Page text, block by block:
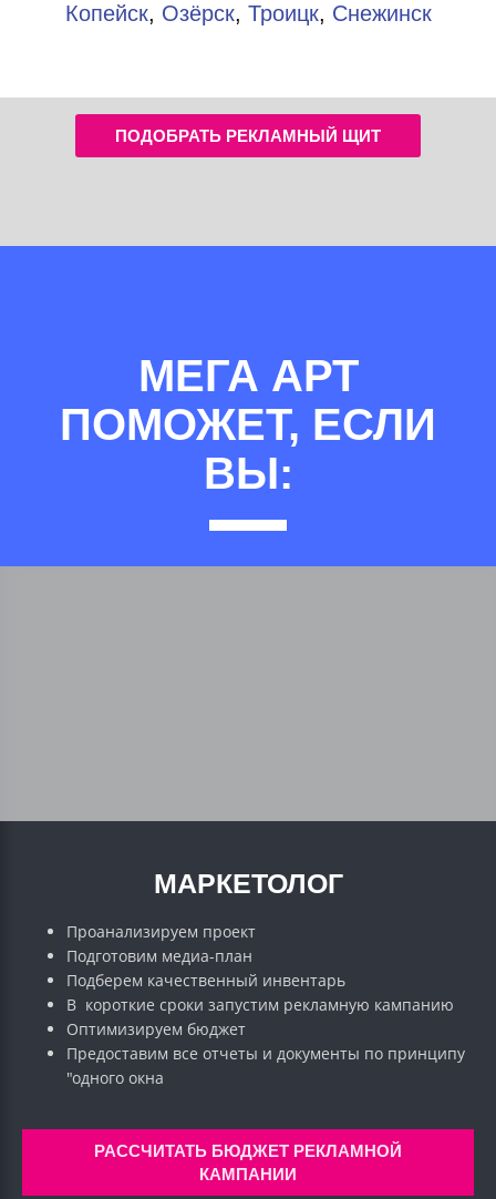
Копейск, Озёрск, Троицк, Снежинск
ПОДОБРАТЬ РЕКЛАМНЫЙ ЩИТ
МЕГА АРТ
ПОМОЖЕТ, ЕСЛИ
ВЫ:
МАРКЕТОЛОГ
Проанализируем проект
Подготовим медиа-план
Подберем качественный инвентарь
В короткие сроки запустим рекламную кампанию
Оптимизируем бюджет
Предоставим все отчеты и документы по принципу
"одного окна
РАССЧИТАТЬ БЮДЖЕТ РЕКЛАМНОЙ
КАМПАНИИ